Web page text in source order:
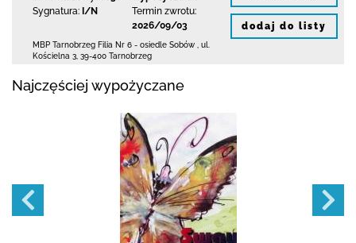
Sygnatura: I/N
Termin zwrotu:
2026/09/03
MBP Tarnobrzeg Filia Nr 6 - osiedle Sobów
ul.
Kościelna 3 39-400 Tarnobrzeg
dodaj do listy
Najczęściej wypożyczane